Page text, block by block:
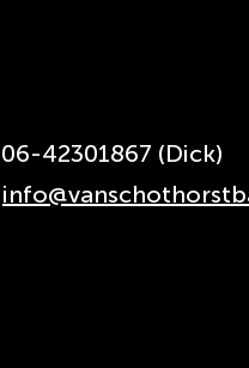
06-42301867 (Dick)